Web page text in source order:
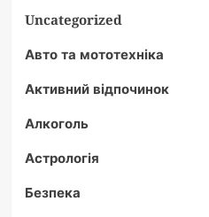
Uncategorized
Авто та мототехніка
Активний відпочинок
Алкоголь
Астрологія
Безпека